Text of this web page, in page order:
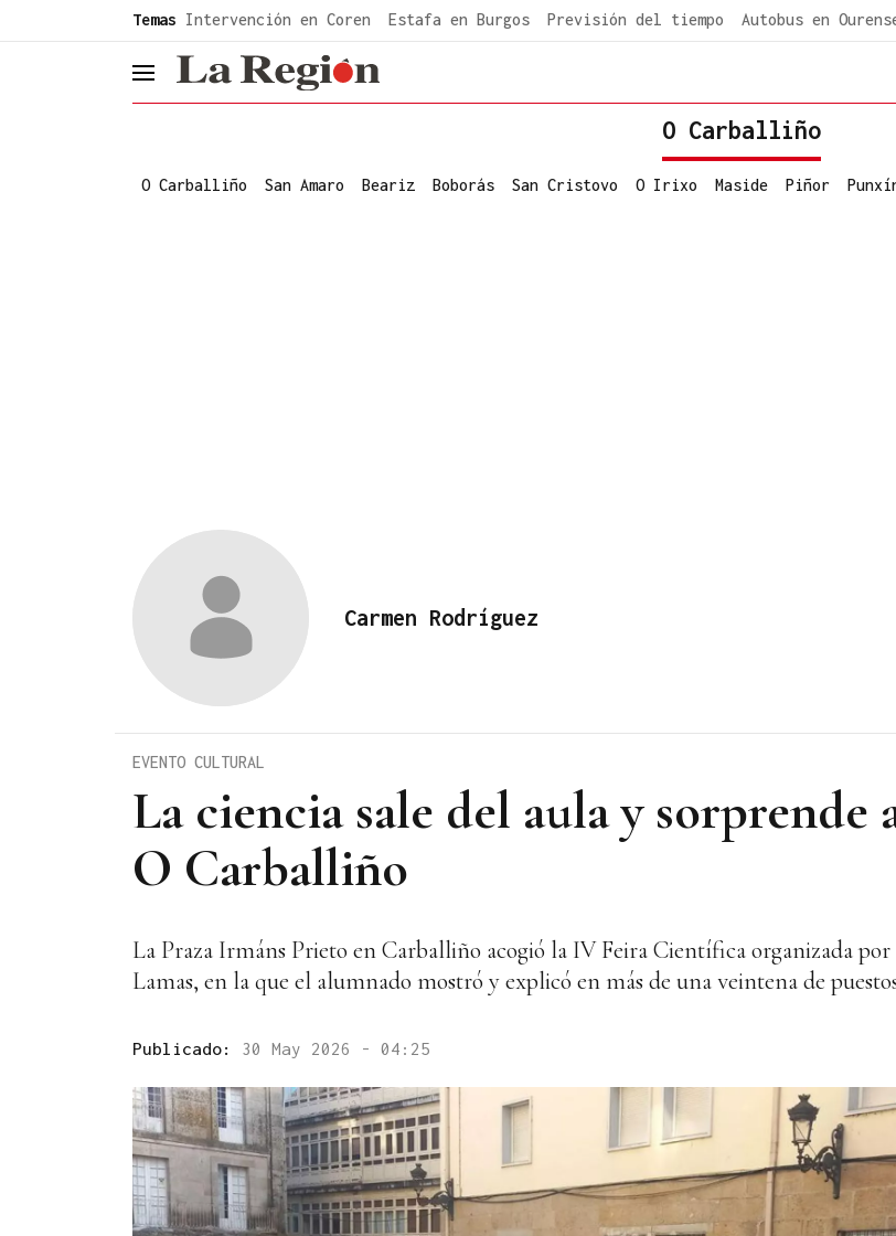
Temas Intervención en Coren Estafa en Burgos Previsión del tiempo Autobus en
header.menu.open
O Carballiño
O Carballiño San Amaro Beariz Boborás San Cristovo O Irixo Maside Piñor
Carmen Rodríguez
La ciencia sale del aula y sorprende
O Carballiño
EVENTO CULTURAL
La Praza Irmáns Prieto en Carballiño acogió la IV Feira Científica organizada
Lamas, en la que el alumnado mostró y explicó en más de una veintena de
Publicado: 30 May 2026 - 04:25